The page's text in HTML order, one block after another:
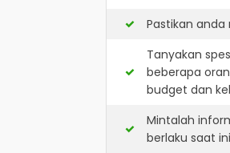
Pastikan
Tanyakan
beberapa
budget dan
Mintalah
berlaku saat